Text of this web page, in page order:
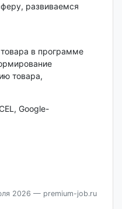
развиваемся
в программе
товара,
Google-
2026 — premium-job.ru